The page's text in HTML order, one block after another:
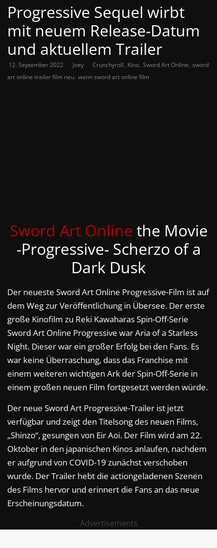
Progressive Sequel wirbt
mit neuem Release-Datum
und aktuellem Trailer
12. September 2022 Joey Crunchyroll, Kino, Sword Art Online, sword
art online trailer film neu, wann sword art online film
Sword Art Online the Movie
-Progressive- Scherzo of a
Dark Dusk
Der neueste Sword Art Online Progressive-Film ist auf
dem Weg zur Veröffentlichung in Übersee. Der erste
große Kinofilm zu Reki Kawaharas Spin-Off-Serie
Sword Art Online Progressive war Aria of a Starless
Night. Dieser war ein großer Erfolg bei den Fans. Es
war keine Überraschung, dass das Franchise mit
einem weiteren wichtigen Ark der Spin-Off-Serie in
einem großen neuen Film fortgesetzt werden würde.
Der neue Sword Art Progressive-Trailer ist jetzt
verfügbar und zeigt den Titelsong des neuen Films,
„Shinzo“, gesungen von Eir Aoi. Der Film wird am 22.
Oktober in den japanischen Kinos anlaufen, nachdem
er aufgrund von COVID-19 zunächst verschoben
wurde. Der Trailer hebt die actiongeladenen Szenen
des Films hervor und erinnert die Fans an das neue
Erscheinungsdatum.
Advertisements